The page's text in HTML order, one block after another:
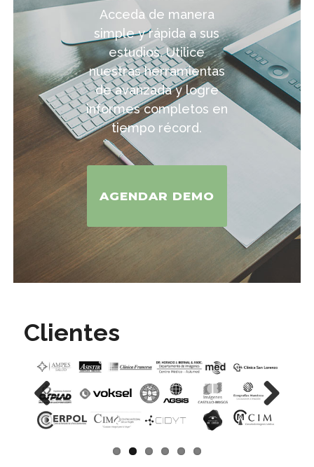
Acceda de manera
simple y rápida a sus
estudios. Utilice
nuestras herramientas
de avanzada y logre
informes completos en
tiempo récord.
AGENDAR DEMO
Clientes
Previous Next